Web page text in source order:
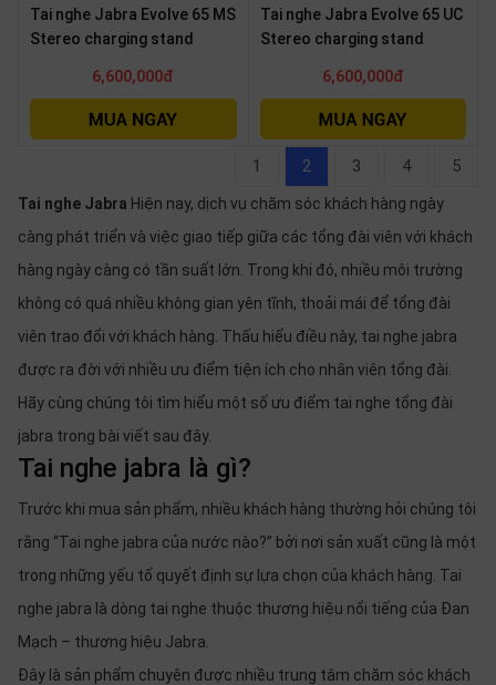
Tai nghe Jabra Evolve 65 MS
Stereo charging stand
6,600,000đ
Tai nghe Jabra Evolve 65 UC
Stereo charging stand
6,600,000đ
1 2 3 4 5
Tai nghe Jabra Hiện nay, dịch vụ chăm sóc khách hàng ngày
càng phát triển và việc giao tiếp giữa các tổng đài viên với khách
hàng ngày càng có tần suất lớn. Trong khi đó, nhiều môi trường
không có quá nhiều không gian yên tĩnh, thoải mái để tổng đài
viên trao đổi với khách hàng. Thấu hiểu điều này, tai nghe jabra
được ra đời với nhiều ưu điểm tiện ích cho nhân viên tổng đài.
Hãy cùng chúng tôi tìm hiểu một số ưu điểm tai nghe tổng đài
jabra trong bài viết sau đây.
Tai nghe jabra là gì?
Trước khi mua sản phẩm, nhiều khách hàng thường hỏi chúng tôi
rằng “Tai nghe jabra của nước nào?” bởi nơi sản xuất cũng là một
trong những yếu tố quyết định sự lựa chọn của khách hàng. Tai
nghe jabra là dòng tai nghe thuộc thương hiệu nổi tiếng của Đan
Mạch – thương hiệu Jabra.
Đây là sản phẩm chuyên được nhiều trung tâm chăm sóc khách